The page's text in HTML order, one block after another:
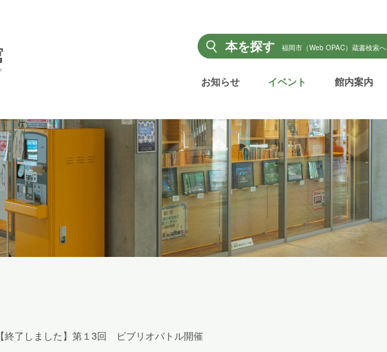
本を探す 福岡市（Web OPAC）蔵書検索へ
お知らせ イベント 館内案内
【終了しました】第１3回 ビブリオバトル開催